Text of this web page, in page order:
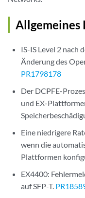
Allgemeines
IS-IS Level 2 nach
Änderung des
PR1798178
Der DCPFE-
und EX-
Eine niedrigere
wenn die
Plattformen
EX4400:
auf SFP-T.